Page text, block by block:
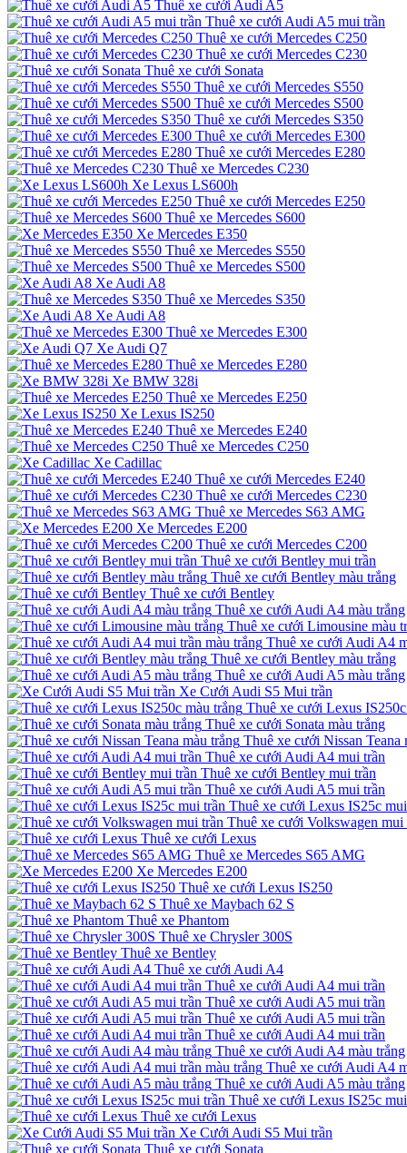
Thuê xe cưới Audi A5
Thuê xe cưới Audi A5 mui trần
Thuê xe cưới Mercedes C250
Thuê xe cưới Mercedes C230
Thuê xe cưới Sonata
Thuê xe cưới Mercedes S550
Thuê xe cưới Mercedes S500
Thuê xe cưới Mercedes S350
Thuê xe cưới Mercedes E300
Thuê xe cưới Mercedes E280
Thuê xe Mercedes C230
Xe Lexus LS600h
Thuê xe cưới Mercedes E250
Thuê xe Mercedes S600
Xe Mercedes E350
Thuê xe Mercedes S550
Thuê xe Mercedes S500
Xe Audi A8
Thuê xe Mercedes S350
Xe Audi A8
Thuê xe Mercedes E300
Xe Audi Q7
Thuê xe Mercedes E280
Xe BMW 328i
Thuê xe Mercedes E250
Xe Lexus IS250
Thuê xe Mercedes E240
Thuê xe Mercedes C250
Xe Cadillac
Thuê xe cưới Mercedes E240
Thuê xe cưới Mercedes C230
Thuê xe Mercedes S63 AMG
Xe Mercedes E200
Thuê xe cưới Mercedes C200
Thuê xe cưới Bentley mui trần
Thuê xe cưới Bentley màu trắng
Thuê xe cưới Bentley
Thuê xe cưới Audi A4 màu trắng
Thuê xe cưới Limousine màu
Thuê xe cưới Audi A4
Thuê xe cưới Bentley màu trắng
Thuê xe cưới Audi A5 màu trắng
Xe Cưới Audi S5 Mui trần
Thuê xe cưới Lexus
Thuê xe cưới Sonata màu trắng
Thuê xe cưới Nissan Teana
Thuê xe cưới Audi A4 mui trần
Thuê xe cưới Bentley mui trần
Thuê xe cưới Audi A5 mui trần
Thuê xe cưới Lexus IS25c
Thuê xe cưới Volkswagen mui
Thuê xe cưới Lexus
Thuê xe Mercedes S65 AMG
Xe Mercedes E200
Thuê xe cưới Lexus IS250
Thuê xe Maybach 62 S
Thuê xe Phantom
Thuê xe Chrysler 300S
Thuê xe Bentley
Thuê xe cưới Audi A4
Thuê xe cưới Audi A4 mui trần
Thuê xe cưới Audi A5 mui trần
Thuê xe cưới Audi A5 mui trần
Thuê xe cưới Audi A4 mui trần
Thuê xe cưới Audi A4 màu trắng
Thuê xe cưới Audi A4
Thuê xe cưới Audi A5 màu trắng
Thuê xe cưới Lexus IS25c
Thuê xe cưới Lexus
Xe Cưới Audi S5 Mui trần
Thuê xe cưới Sonata